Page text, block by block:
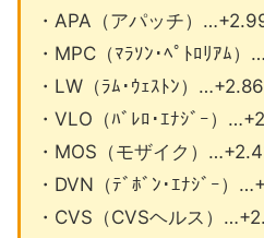
・APA（アパッチ）
・MPC（ﾏﾗｿﾝ･ﾍﾟﾄﾛﾘｱﾑ）
・LW（ﾗﾑ･ｳｪｽﾄﾝ）
・VLO（ﾊﾞﾚﾛ･ｴﾅｼﾞｰ）
・MOS（モザイク）
・DVN（ﾃﾞﾎﾞﾝ･ｴﾅｼﾞｰ）
・CVS（CVSヘルス）